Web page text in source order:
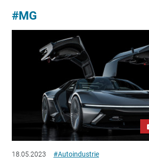
#MG
18.05.2023 #Autoindustrie